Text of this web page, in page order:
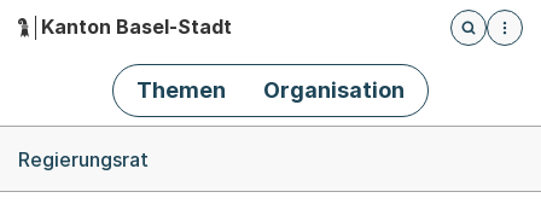
Hauptnavigation
Kanton Basel-Stadt
Öffnet
Themen Organisation
Regierungsrat